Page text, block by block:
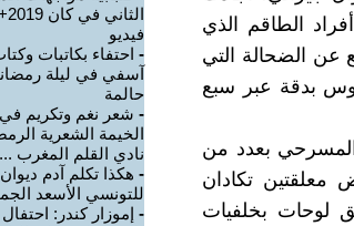
الطاقم الذي
عن الضحالة التي
بدقة عبر سبع
المسرحي بعدد من
معلقتين تكادان
لوحات بخلفيات
الثاني
فيديو
- احتفاء بكاتبات
آسفي في ليلة
حالمة
- شعر نغم وتكريم في
الخيمة الشعرية
نادي القلم المغرب ...
- هكذا تكلم آدم ديوان
للتونسي الأسعد
- إموزار كندر: احتفال